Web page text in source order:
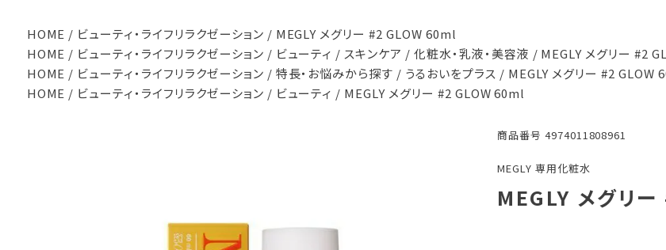
HOME ビューティ・ライフリラクゼーション
MEGLY メグリー #2 GLOW 60ml
HOME
ビューティ・ライフリラクゼーション ビューティ スキンケア 化粧水・乳液・美容液
MEGLY メグリー #2
HOME
ビューティ・ライフリラクゼーション 特長・お悩みから探す うるおいをプラス
MEGLY メグリー #2 GLOW
HOME
ビューティ・ライフリラクゼーション ビューティ MEGLY メグリー #2 GLOW 60ml
商品番号 4974011808961
MEGLY 専用化粧水
MEGLY メグリ